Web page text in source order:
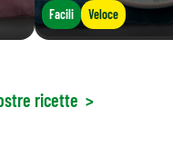
Facili Veloce
ricette >